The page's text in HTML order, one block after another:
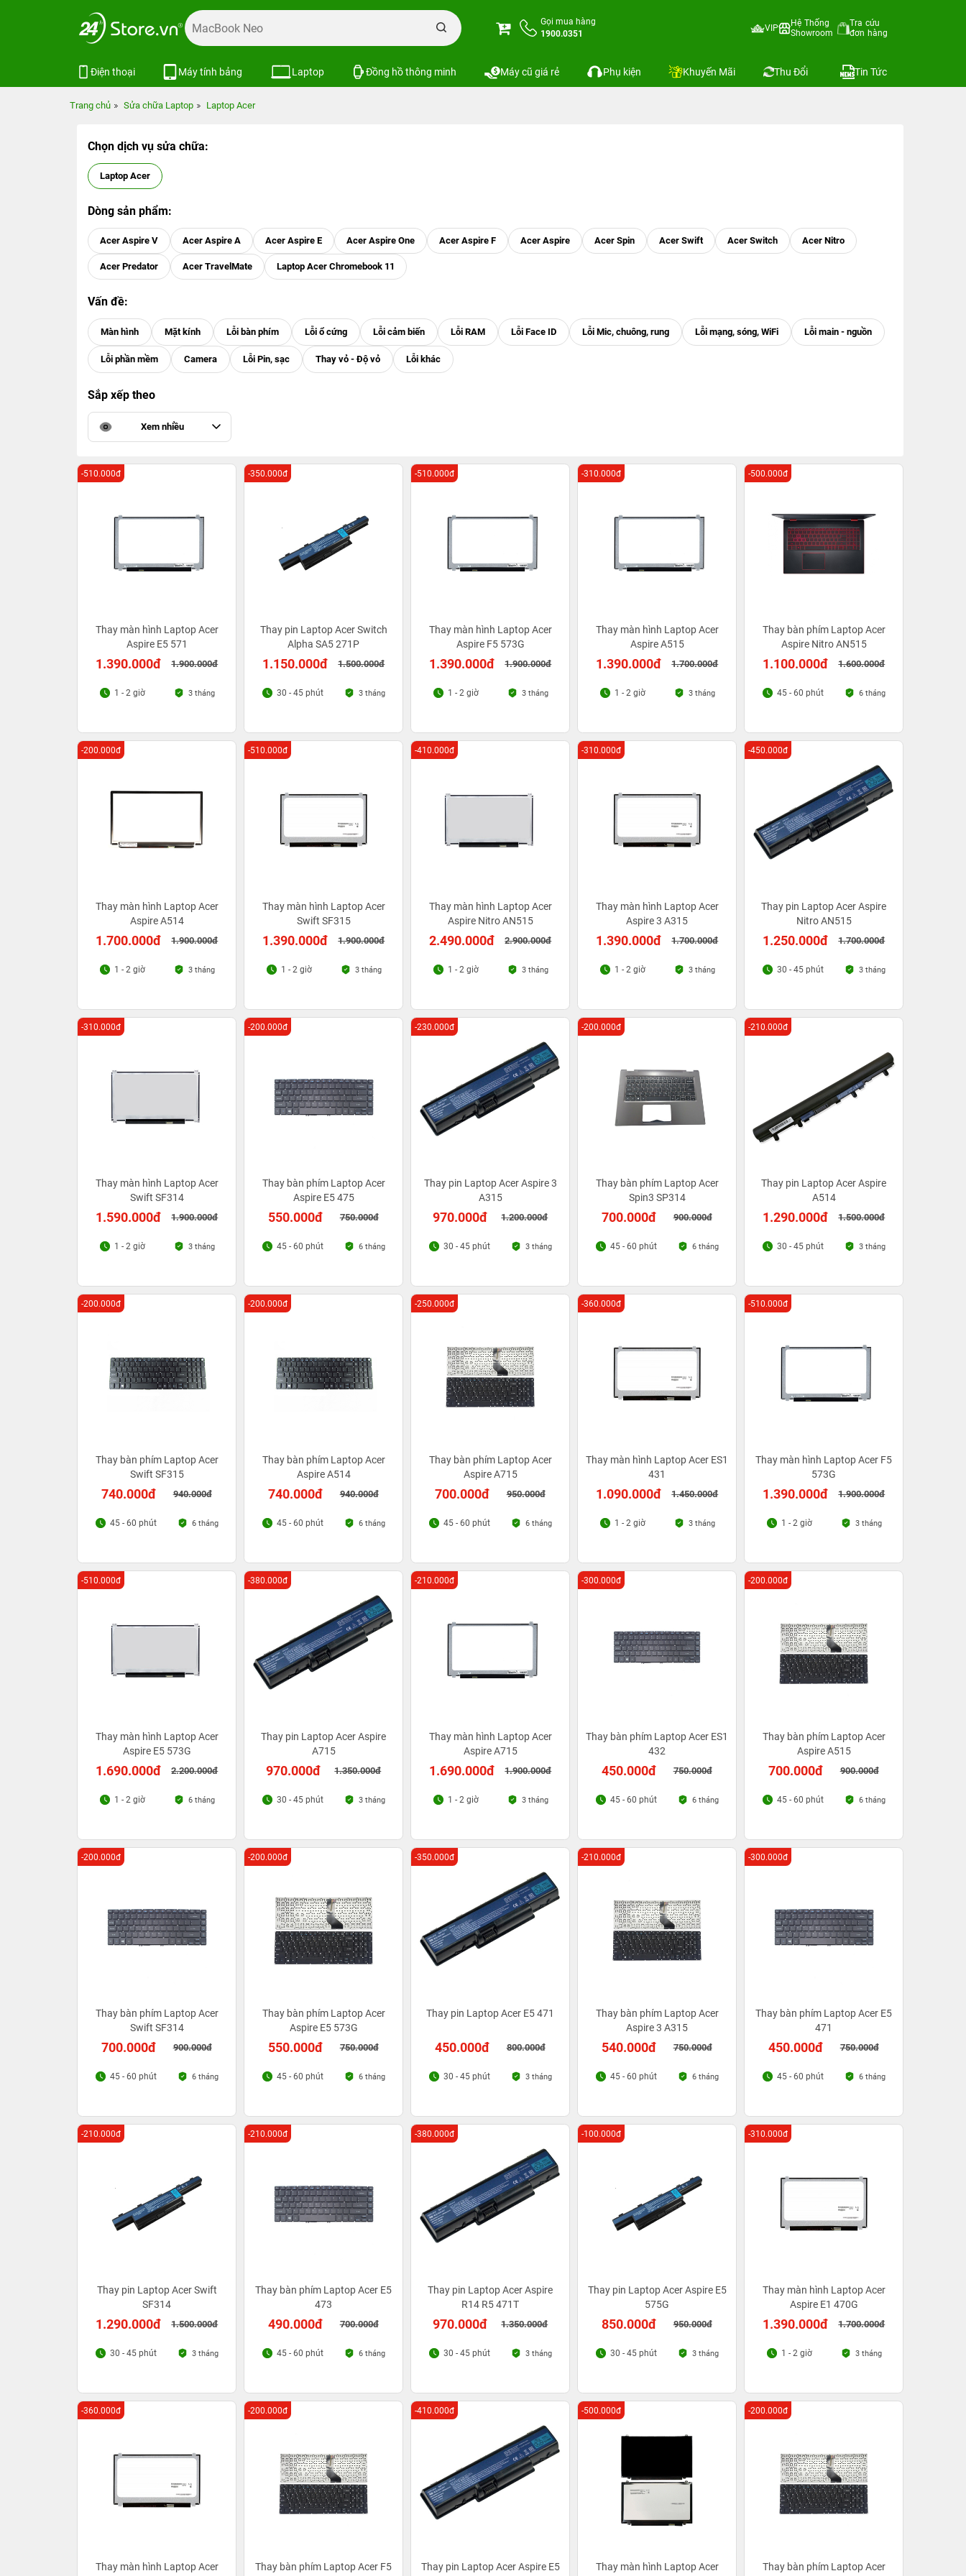
Gọi mua hàng
1900.0351
VIP
Hệ Thống
Showroom
Tra cứu
đơn hàng
Điện thoại Máy tính bảng Laptop Đồng hồ thông minh Máy cũ giá rẻ Phụ kiện Khuyến Mãi Thu Đổi Tin Tức
Trang chủ Sửa chữa Laptop Laptop Acer
Chọn dịch vụ sửa chữa:
Laptop Acer
Dòng sản phẩm:
Acer Aspire V Acer Aspire A Acer Aspire E Acer Aspire One Acer Aspire F Acer Aspire Acer Spin Acer Swift Acer Switch Acer Nitro
Acer Predator Acer TravelMate Laptop Acer Chromebook 11
Vấn đề:
Sắp xếp theo
Xem nhiều
Thay màn hình Laptop Acer
Aspire E5 571
1.390.000đ 1.900.000đ
-510.000đ
1 - 2 giờ 3 tháng
Thay pin Laptop Acer Switch
Alpha SA5 271P
1.150.000đ 1.500.000đ
-350.000đ
30 - 45 phút 3 tháng
Thay màn hình Laptop Acer
Aspire F5 573G
1.390.000đ 1.900.000đ
-510.000đ
1 - 2 giờ 3 tháng
Thay màn hình Laptop Acer
Aspire A515
1.390.000đ 1.700.000đ
-310.000đ
1 - 2 giờ 3 tháng
Thay bàn phím Laptop Acer
Aspire Nitro AN515
1.100.000đ 1.600.000đ
-500.000đ
45 - 60 phút 6 tháng
Thay màn hình Laptop Acer
Aspire A514
1.700.000đ 1.900.000đ
-200.000đ
1 - 2 giờ 3 tháng
Thay màn hình Laptop Acer
Swift SF315
1.390.000đ 1.900.000đ
-510.000đ
1 - 2 giờ 3 tháng
Thay màn hình Laptop Acer
Aspire Nitro AN515
2.490.000đ 2.900.000đ
-410.000đ
1 - 2 giờ 3 tháng
Thay màn hình Laptop Acer
Aspire 3 A315
1.390.000đ 1.700.000đ
-310.000đ
1 - 2 giờ 3 tháng
Thay pin Laptop Acer Aspire
Nitro AN515
1.250.000đ 1.700.000đ
-450.000đ
30 - 45 phút 3 tháng
Thay màn hình Laptop Acer
Swift SF314
1.590.000đ 1.900.000đ
-310.000đ
1 - 2 giờ 3 tháng
Thay bàn phím Laptop Acer
Aspire E5 475
550.000đ 750.000đ
-200.000đ
45 - 60 phút 6 tháng
Thay pin Laptop Acer Aspire 3
A315
970.000đ 1.200.000đ
-230.000đ
30 - 45 phút 3 tháng
Thay bàn phím Laptop Acer
Spin3 SP314
700.000đ 900.000đ
-200.000đ
45 - 60 phút 6 tháng
Thay pin Laptop Acer Aspire
A514
1.290.000đ 1.500.000đ
-210.000đ
30 - 45 phút 3 tháng
Thay bàn phím Laptop Acer
Swift SF315
740.000đ 940.000đ
-200.000đ
45 - 60 phút 6 tháng
Thay bàn phím Laptop Acer
Aspire A514
740.000đ 940.000đ
-200.000đ
45 - 60 phút 6 tháng
Thay bàn phím Laptop Acer
Aspire A715
700.000đ 950.000đ
-250.000đ
45 - 60 phút 6 tháng
Thay màn hình Laptop Acer ES1
431
1.090.000đ 1.450.000đ
-360.000đ
1 - 2 giờ 3 tháng
Thay màn hình Laptop Acer F5
573G
1.390.000đ 1.900.000đ
-510.000đ
1 - 2 giờ 3 tháng
Thay màn hình Laptop Acer
Aspire E5 573G
1.690.000đ 2.200.000đ
-510.000đ
1 - 2 giờ 6 tháng
Thay pin Laptop Acer Aspire
A715
970.000đ 1.350.000đ
-380.000đ
30 - 45 phút 3 tháng
Thay màn hình Laptop Acer
Aspire A715
1.690.000đ 1.900.000đ
-210.000đ
1 - 2 giờ 3 tháng
Thay bàn phím Laptop Acer ES1
432
450.000đ 750.000đ
-300.000đ
45 - 60 phút 6 tháng
Thay bàn phím Laptop Acer
Aspire A515
700.000đ 900.000đ
-200.000đ
45 - 60 phút 6 tháng
Thay bàn phím Laptop Acer
Swift SF314
700.000đ 900.000đ
-200.000đ
45 - 60 phút 6 tháng
Thay bàn phím Laptop Acer
Aspire E5 573G
550.000đ 750.000đ
-200.000đ
45 - 60 phút 6 tháng
Thay pin Laptop Acer E5 471
450.000đ 800.000đ
-350.000đ
30 - 45 phút 3 tháng
Thay bàn phím Laptop Acer
Aspire 3 A315
540.000đ 750.000đ
-210.000đ
45 - 60 phút 6 tháng
Thay bàn phím Laptop Acer E5
471
450.000đ 750.000đ
-300.000đ
45 - 60 phút 6 tháng
Thay pin Laptop Acer Swift
SF314
1.290.000đ 1.500.000đ
-210.000đ
30 - 45 phút 3 tháng
Thay bàn phím Laptop Acer E5
473
490.000đ 700.000đ
-210.000đ
45 - 60 phút 6 tháng
Thay pin Laptop Acer Aspire
R14 R5 471T
970.000đ 1.350.000đ
-380.000đ
30 - 45 phút 3 tháng
Thay pin Laptop Acer Aspire E5
575G
850.000đ 950.000đ
-100.000đ
30 - 45 phút 3 tháng
Thay màn hình Laptop Acer
Aspire E1 470G
1.390.000đ 1.700.000đ
-310.000đ
1 - 2 giờ 3 tháng
Thay màn hình Laptop Acer
-360.000đ
Thay bàn phím Laptop Acer F5
-200.000đ
Thay pin Laptop Acer Aspire E5
-410.000đ
Thay màn hình Laptop Acer
-500.000đ
Thay bàn phím Laptop Acer
-200.000đ